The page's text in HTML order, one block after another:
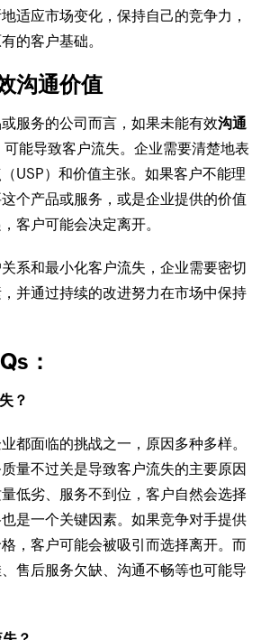
适应市场变化，保持自己的竞争力，
的客户基础。
沟通价值
服务的公司而言，如果未能有效沟通
能导致客户流失。企业需要清楚地表
USP）和价值主张。如果客户不能理
个产品或服务，或是企业提供的价值
客户可能会决定离开。
系和最小化客户流失，企业需要密切
并通过持续的改进努力在市场中保持
：
？
都面临的挑战之一，原因多种多样。
量不过关是导致客户流失的主要原因
低劣、服务不到位，客户自然会选择
是一个关键因素。如果竞争对手提供
，客户可能会被吸引而选择离开。而
售后服务欠缺、沟通不畅等也可能导